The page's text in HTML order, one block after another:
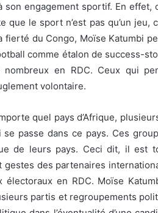
engagement sportif. En effet,
le sport n’est pas qu’un jeu,
fierté du Congo, Moïse Katumbi
comme étalon de success-
nombreux en RDC. Ceux qui
volontaire.
quel pays d’Afrique,
passe dans ce pays. Ces
de leurs pays. Ceci dit, il est
des partenaires
en RDC. Moïse
partis et regroupements